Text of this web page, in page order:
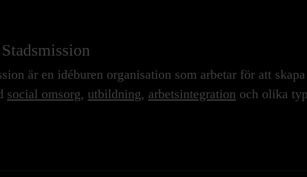
är en idéburen organisation som arbetar för att
social omsorg, utbildning, arbetsintegration och olika